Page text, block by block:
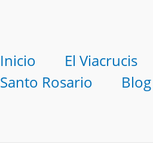
Inicio El Viacrucis
Santo Rosario
Blog